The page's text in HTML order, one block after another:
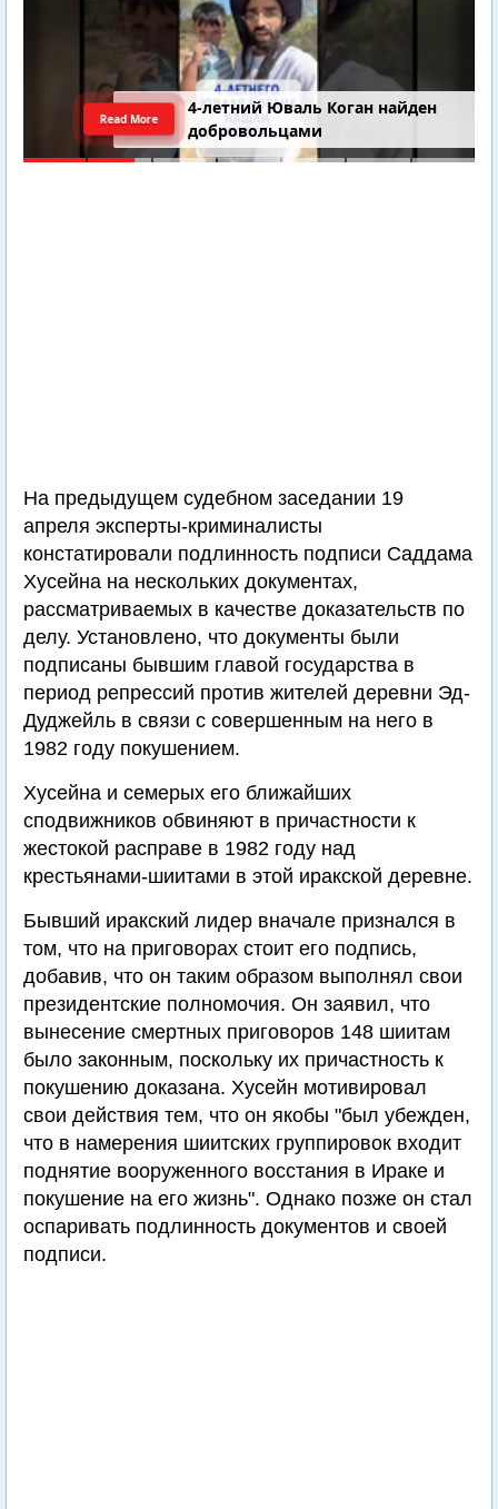
4-летний Юваль Коган найден
добровольцами
Read More
На предыдущем судебном заседании 19
апреля эксперты-криминалисты
констатировали подлинность подписи Саддама
Хусейна на нескольких документах,
рассматриваемых в качестве доказательств по
делу. Установлено, что документы были
подписаны бывшим главой государства в
период репрессий против жителей деревни Эд-
Дуджейль в связи с совершенным на него в
1982 году покушением.
Хусейна и семерых его ближайших
сподвижников обвиняют в причастности к
жестокой расправе в 1982 году над
крестьянами-шиитами в этой иракской деревне.
Бывший иракский лидер вначале признался в
том, что на приговорах стоит его подпись,
добавив, что он таким образом выполнял свои
президентские полномочия. Он заявил, что
вынесение смертных приговоров 148 шиитам
было законным, поскольку их причастность к
покушению доказана. Хусейн мотивировал
свои действия тем, что он якобы "был убежден,
что в намерения шиитских группировок входит
поднятие вооруженного восстания в Ираке и
покушение на его жизнь". Однако позже он стал
оспаривать подлинность документов и своей
подписи.